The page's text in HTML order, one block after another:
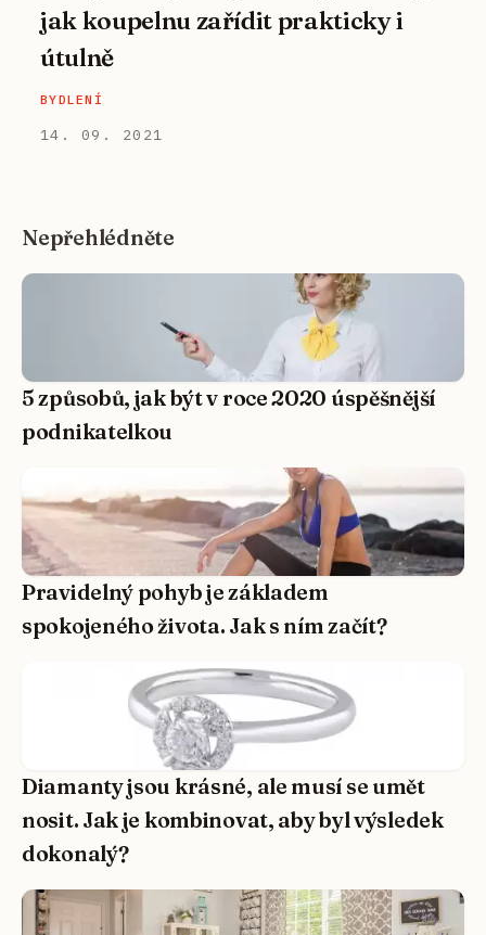
jak koupelnu zařídit prakticky i
útulně
BYDLENÍ
14. 09. 2021
Nepřehlédněte
5 způsobů, jak být v roce 2020 úspěšnější
podnikatelkou
Pravidelný pohyb je základem
spokojeného života. Jak s ním začít?
Diamanty jsou krásné, ale musí se umět
nosit. Jak je kombinovat, aby byl výsledek
dokonalý?